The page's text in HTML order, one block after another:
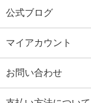
公式ブログ
マイアカウント
お問い合わせ